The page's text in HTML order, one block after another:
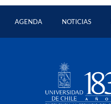
AGENDA NOTICIAS